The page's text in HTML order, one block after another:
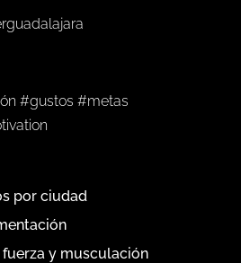
#gustos #metas
por ciudad
y musculación